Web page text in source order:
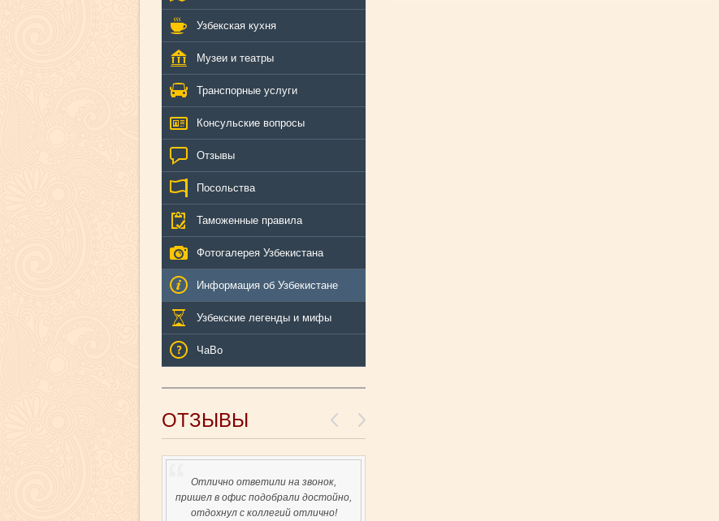
Узбекская кухня
Музеи и театры
Транспорные услуги
Консульские вопросы
Отзывы
Посольства
Таможенные правила
Фотогалерея Узбекистана
Информация об Узбекистане
Узбекские легенды и мифы
ЧаВо
ОТЗЫВЫ
Отлично ответили на звонок,
пришел в офис подобрали достойно,
отдохнул с коллегий отлично!